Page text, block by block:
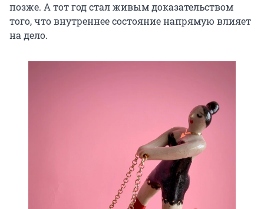
позже. А тот год стал живым доказательством
того, что внутреннее состояние напрямую влияет
на дело.